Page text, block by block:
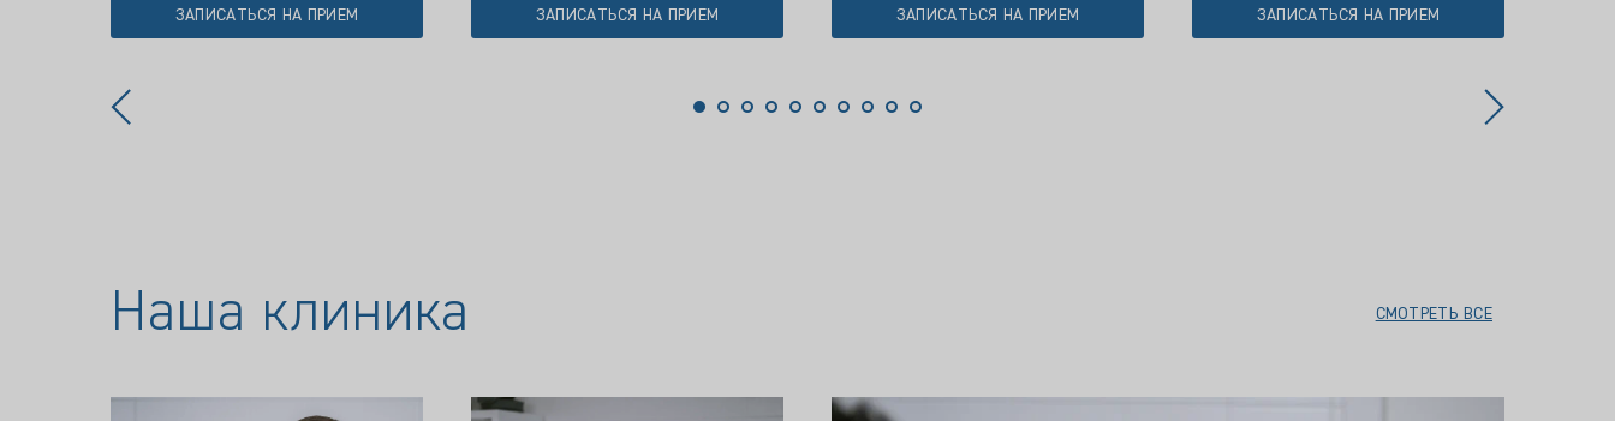
ЗАПИСАТЬСЯ НА ПРИЕМ ЗАПИСАТЬСЯ НА ПРИЕМ ЗАПИСАТЬСЯ НА ПРИЕМ ЗАПИСАТЬСЯ НА ПРИЕМ
Наша клиника СМОТРЕТЬ ВСЕ